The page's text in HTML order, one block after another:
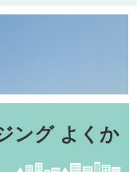
ング よくか